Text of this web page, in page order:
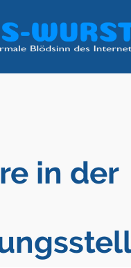
in der